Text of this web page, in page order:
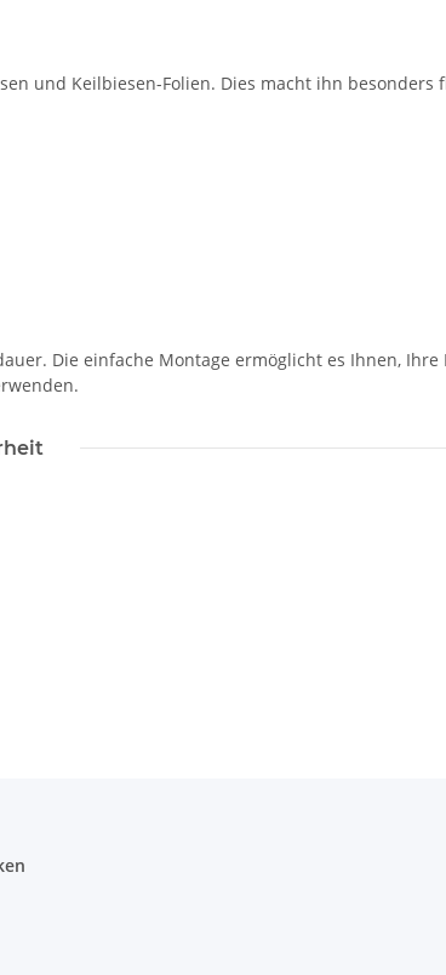
und Keilbiesen-Folien. Dies macht ihn besonders
Die einfache Montage ermöglicht es Ihnen,